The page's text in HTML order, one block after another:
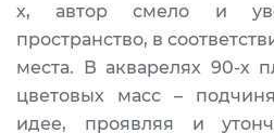
х, автор смело и
пространство, в
места. В акварелях 90-х
цветовых масс –
идее, проявляя и